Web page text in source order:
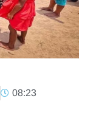
08:23